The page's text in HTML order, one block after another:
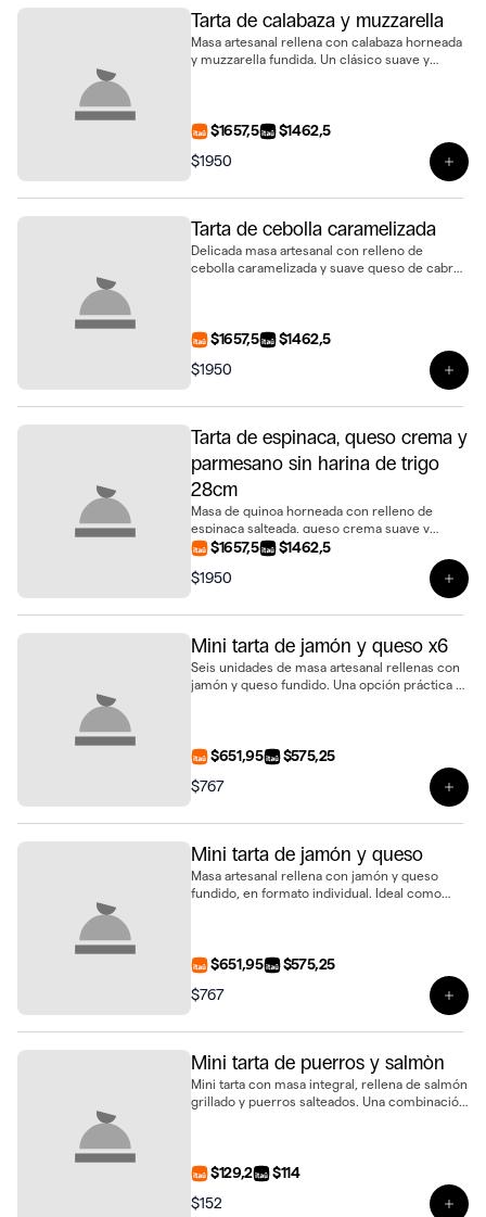
Tarta de calabaza y muzzarella
Masa artesanal rellena con calabaza horneada
y muzzarella fundida. Un clásico suave y
$1657,5
$1462,5
$1950
Tarta de cebolla caramelizada
Delicada masa artesanal con relleno de
cebolla caramelizada y suave queso de cabra.
$1657,5
$1462,5
$1950
Tarta de espinaca, queso crema y
parmesano sin harina de trigo
28cm
Masa de quinoa horneada con relleno de
espinaca salteada, queso crema suave y
parmesano gratinado. Una propuesta delicada
$1657,5
$1462,5
$1950
Mini tarta de jamón y queso x6
Seis unidades de masa artesanal rellenas con
jamón y queso fundido. Una opción práctica y
$651,95
$575,25
$767
Mini tarta de jamón y queso
Masa artesanal rellena con jamón y queso
fundido, en formato individual. Ideal como
$651,95
$575,25
$767
Mini tarta de puerros y salmòn
Mini tarta con masa integral, rellena de salmón
grillado y puerros salteados. Una combinación
$129,2
$114
$152